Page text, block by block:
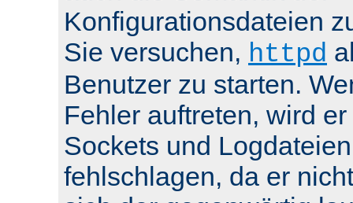
Konfigurationsdateien
Sie versuchen, httpd
Benutzer zu starten.
Fehler auftreten, wird
Sockets und
fehlschlagen, da er